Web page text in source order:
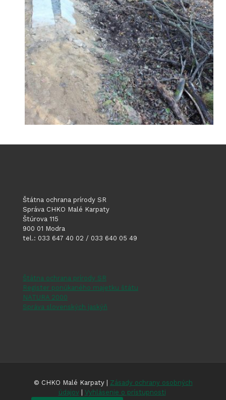
Štátna ochrana prírody SR
Správa CHKO Malé Karpaty
Štúrova 115
900 01 Modra
tel.: 033 647 40 02 / 033 640 05 49
Štátna ochrana prírody SR
Register ponúkaného majetku štátu
NATURA 2000
Správa slovenských jaskýň
© CHKO Malé Karpaty | Zásady ochrany osobných
údajov| Vyhlásenie o prístupnosti